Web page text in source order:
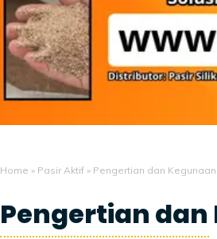
Home » Pasir Aktif» Pengertian dan
Pengertian dan